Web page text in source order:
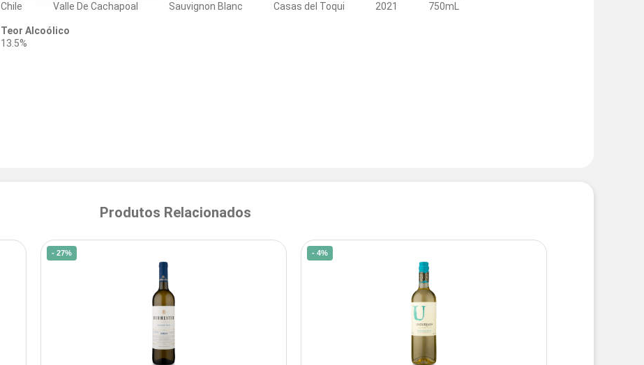
Chile
Valle De Cachapoal
Sauvignon Blanc
Casas del Toqui
2021
750mL
Teor Alcoólico
13.5%
Produtos Relacionados
- 27% - 4%